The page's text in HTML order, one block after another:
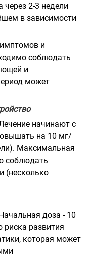
через 2-3 недели
в зависимости
и
соблюдать
и
может
начинают с
на 10 мг/
Максимальная
соблюдать
(несколько
доза - 10
развития
которая может